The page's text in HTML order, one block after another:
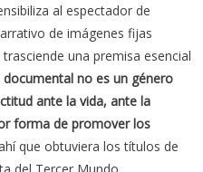
al espectador de
de imágenes fijas
una premisa esencial
documental no es un género
ante la vida, ante la
forma de promover los
que obtuviera los títulos de